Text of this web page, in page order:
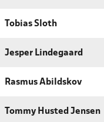
Tobias Sloth
Jesper Lindegaard
Rasmus Abildskov
Tommy Husted Jensen